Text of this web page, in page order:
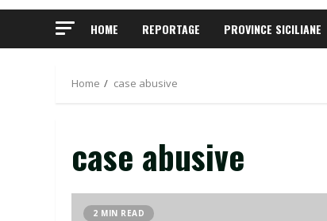
HOME REPORTAGE PROVINCE SICILIANE
Home case abusive
case abusive
2 MIN READ